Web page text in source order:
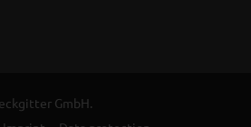
GmbH.